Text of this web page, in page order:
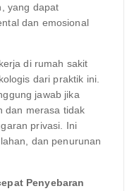
yang dapat
dan emosional
di rumah sakit
dari praktik ini.
jawab jika
dan merasa tidak
privasi. Ini
dan penurunan
Penyebaran